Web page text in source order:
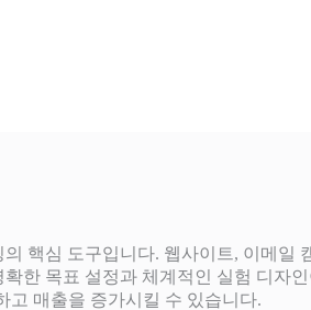
핵심 도구입니다. 웹사이트, 이메일
한 목표 설정과 체계적인 실험 디자
고 매출을 증가시킬 수 있습니다.